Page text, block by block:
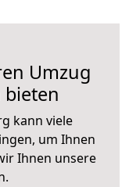
Umzug
bieten
kann viele
um Ihnen
Ihnen unsere